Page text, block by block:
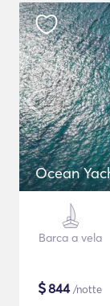
Ocean
Barca a vela
$844/notte